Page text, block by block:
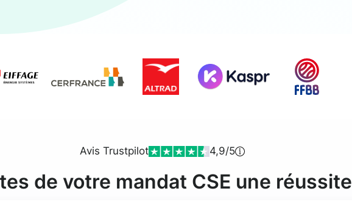
Avis Trustpilot 4,9/5
de votre mandat CSE une réussite